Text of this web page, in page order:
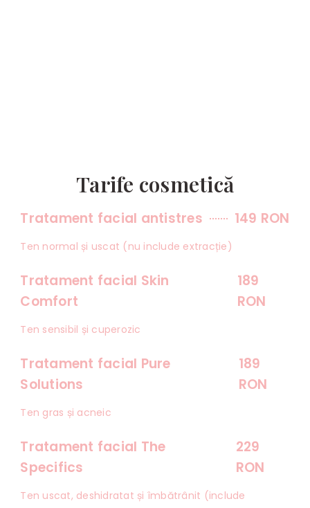
Tarife cosmetică
Tratament facial antistres 149 RON
Ten normal și uscat (nu include extracție)
Tratament facial Skin
Comfort
189
RON
Ten sensibil și cuperozic
Tratament facial Pure
Solutions
189
RON
Ten gras și acneic
Tratament facial The
Specifics
229
RON
Ten uscat, deshidratat și îmbătrânit (include